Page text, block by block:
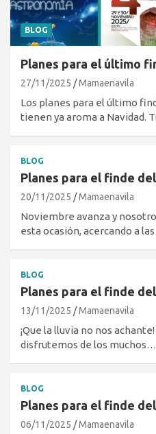
BLOG
Planes para el último
27/11/2025 Mamaenavila
Los planes para el último
tienen ya aroma a Navidad.
BLOG
Planes para el finde
20/11/2025 Mamaenavila
Noviembre avanza y
esta ocasión, acercando a
BLOG
Planes para el finde
13/11/2025 Mamaenavila
¡Que la lluvia no nos
disfrutemos de los muchos…
BLOG
Planes para el finde
06/11/2025 Mamaenavila